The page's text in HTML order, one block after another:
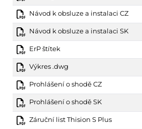
Návod k obsluze a instalaci CZ
Návod k obsluze a instalaci SK
ErP štítek
Výkres .dwg
Prohlášení o shodě CZ
Prohlášení o shodě SK
Záruční list Thision S Plus